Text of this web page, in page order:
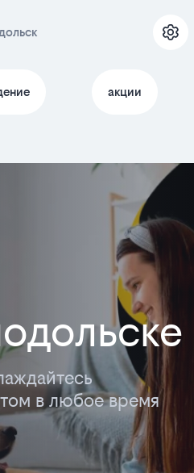
акции
в любое время